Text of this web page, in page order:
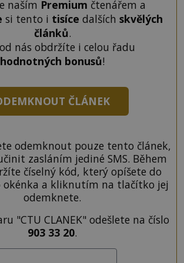
naším Premium čtenářem a
si tento i tisíce dalších skvělých
článků.
nás obdržíte i celou řadu
hodnotných bonusů!
ČLÁNEK
odemknout pouze tento článek,
zasláním jediné SMS. Během
číselný kód, který opíšete do
okénka a kliknutím na tlačítko jej
odemknete.
"CTU CLANEK" odešlete na číslo
903 33 20.